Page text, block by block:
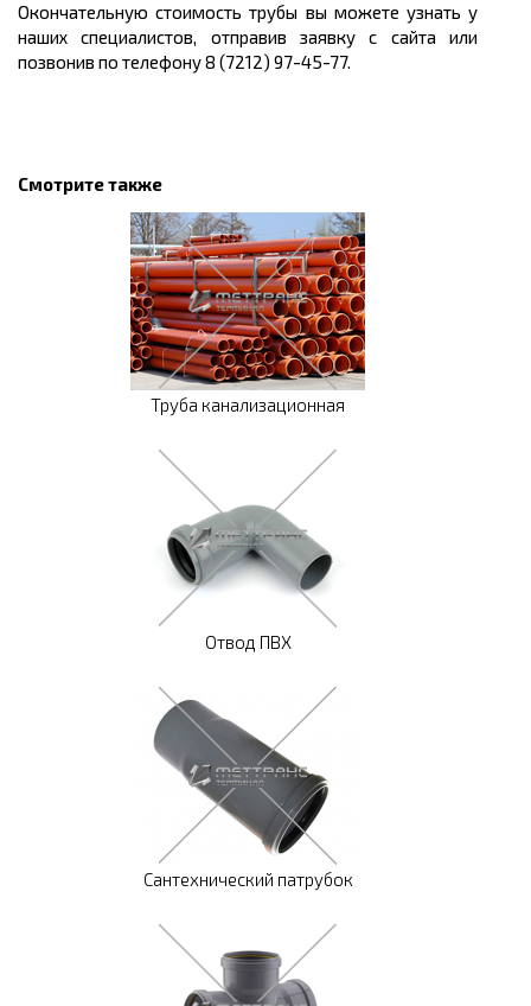
Окончательную стоимость трубы вы можете узнать у
наших специалистов, отправив заявку с сайта или
позвонив по телефону 8 (7212) 97-45-77.
Смотрите также
Труба канализационная
Отвод ПВХ
Сантехнический патрубок